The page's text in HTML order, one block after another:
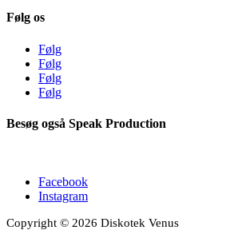
Følg os
Følg
Følg
Følg
Følg
Besøg også Speak Production
Facebook
Instagram
Copyright © 2026 Diskotek Venus